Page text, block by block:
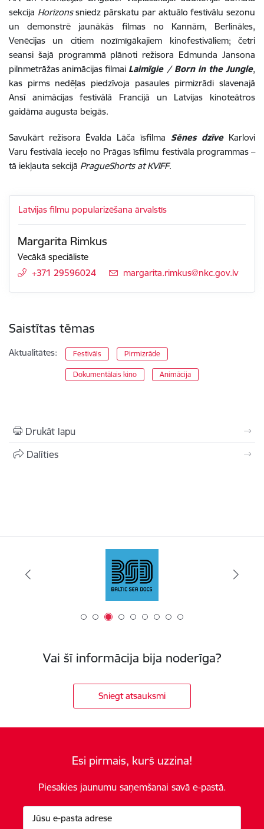
sekcija Horizonssniedz pārskatu par aktuālo festivālu sezonu
un demonstrē jaunākās filmas no Kannām, Berlināles,
Venēcijas un citiem nozīmīgākajiem kinofestivāliem; četri
seansi šajā programmā plānoti režisora Edmunda Jansona
pilnmetrāžas animācijas filmai Laimīgie / Born in the Jungle,
kas pirms nedēļas piedzīvoja pasaules pirmizrādi slavenajā
Ansī animācijas festivālā Francijā un Latvijas kinoteātros
gaidāma augusta beigās.
Savukārt režisora Ēvalda Lāča īsfilma Sēnes dzīveKarlovi
Varu festivālā ieceļo no Prāgas īsfilmu festivāla programmas –
tā iekļauta sekcijā PragueShorts at KVIFF.
Latvijas filmu popularizēšana ārvalstīs
Margarita Rimkus
Vecākā speciāliste
+371 29596024
E-pasts:
margarita.rimkus@nkc.gov.lv
Saistītas tēmas
Aktualitātes: Festivāls Pirmizrāde
Dokumentālais kino Animācija
Drukāt lapu
Dalīties
Vai šī informācija bija noderīga?
Sniegt atsauksmi
Esi pirmais, kurš uzzina!
Piesakies jaunumu saņemšanai savā e-pastā.